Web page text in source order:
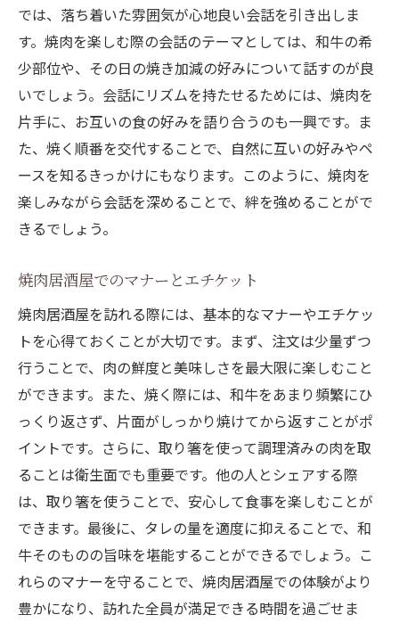
では、落ち着いた雰囲気が心地良い会話を引き出しま
す。焼肉を楽しむ際の会話のテーマとしては、和牛の希
少部位や、その日の焼き加減の好みについて話すのが良
いでしょう。会話にリズムを持たせるためには、焼肉を
片手に、お互いの食の好みを語り合うのも一興です。ま
た、焼く順番を交代することで、自然に互いの好みやペ
ースを知るきっかけにもなります。このように、焼肉を
楽しみながら会話を深めることで、絆を強めることがで
きるでしょう。
焼肉居酒屋でのマナーとエチケット
焼肉居酒屋を訪れる際には、基本的なマナーやエチケッ
トを心得ておくことが大切です。まず、注文は少量ずつ
行うことで、肉の鮮度と美味しさを最大限に楽しむこと
ができます。また、焼く際には、和牛をあまり頻繁にひ
っくり返さず、片面がしっかり焼けてから返すことがポ
イントです。さらに、取り箸を使って調理済みの肉を取
ることは衛生面でも重要です。他の人とシェアする際
は、取り箸を使うことで、安心して食事を楽しむことが
できます。最後に、タレの量を適度に抑えることで、和
牛そのものの旨味を堪能することができるでしょう。こ
れらのマナーを守ることで、焼肉居酒屋での体験がより
豊かになり、訪れた全員が満足できる時間を過ごせま